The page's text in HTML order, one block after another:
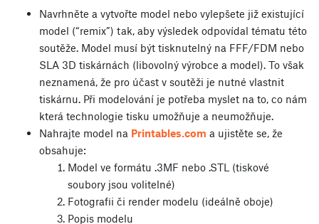
Navrhněte a vytvořte model nebo vylepšete již existující
model (“remix”) tak, aby výsledek odpovídal tématu této
soutěže. Model musí být tisknutelný na FFF/FDM nebo
SLA 3D tiskárnách (libovolný výrobce a model). To však
neznamená, že pro účast v soutěži je nutné vlastnit
tiskárnu. Při modelování je potřeba myslet na to, co nám
která technologie tisku umožňuje a neumožňuje.
Nahrajte model na Printables.com a ujistěte se, že
obsahuje:
Model ve formátu .3MF nebo .STL (tiskové
soubory jsou volitelné)
Fotografii či render modelu (ideálně oboje)
Popis modelu